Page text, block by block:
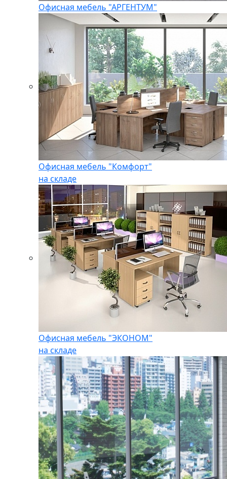
Офисная мебель "АРГЕНТУМ"
Офисная мебель "Комфорт"
на складе
Офисная мебель "ЭКОНОМ"
на складе